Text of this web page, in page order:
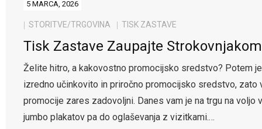
5 MARCA, 2026
STORITVE/TRGOVINA TISK ZASTAVE
Tisk Zastave Zaupajte Strokovnjakom
Želite hitro, a kakovostno promocijsko sredstvo? Potem
izredno učinkovito in priročno promocijsko sredstvo, zato
promocije zares zadovoljni. Danes vam je na trgu na
jumbo plakatov pa do oglaševanja z vizitkami.…